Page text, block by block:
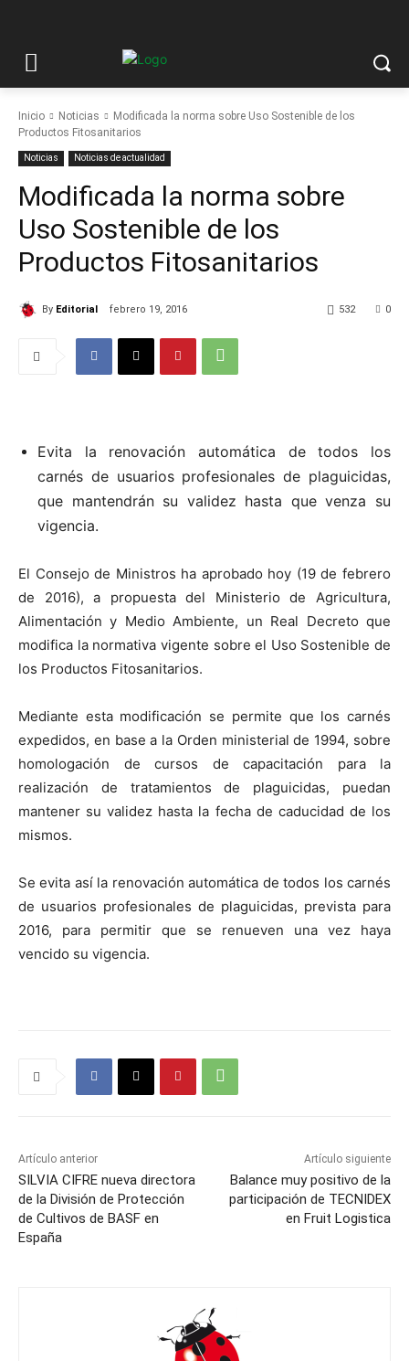
Inicio Noticias
Modificada la norma sobre Uso Sostenible de los
Productos Fitosanitarios
Noticias Noticias de actualidad
Modificada la norma sobre
Uso Sostenible de los
Productos Fitosanitarios
By Editorial febrero 19, 2016 0
532
Evita la renovación automática de todos los
carnés de usuarios profesionales de plaguicidas,
que mantendrán su validez hasta que venza su
vigencia.
El Consejo de Ministros ha aprobado hoy (19 de febrero
de 2016), a propuesta del Ministerio de Agricultura,
Alimentación y Medio Ambiente, un Real Decreto que
modifica la normativa vigente sobre el Uso Sostenible de
los Productos Fitosanitarios.
Mediante esta modificación se permite que los carnés
expedidos, en base a la Orden ministerial de 1994, sobre
homologación de cursos de capacitación para la
realización de tratamientos de plaguicidas, puedan
mantener su validez hasta la fecha de caducidad de los
mismos.
Se evita así la renovación automática de todos los carnés
de usuarios profesionales de plaguicidas, prevista para
2016, para permitir que se renueven una vez haya
vencido su vigencia.
Artículo anterior
SILVIA CIFRE nueva directora
de la División de Protección
de Cultivos de BASF en
España
Artículo siguiente
Balance muy positivo de la
participación de TECNIDEX
en Fruit Logistica